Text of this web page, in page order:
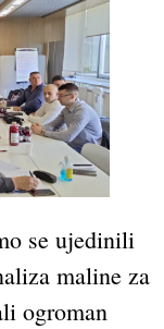
se ujedinili
maline za
ogroman